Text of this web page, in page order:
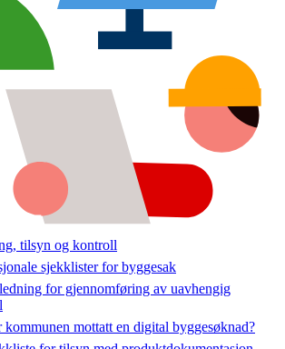
tilsyn og kontroll
sjekklister for byggesak
for gjennomføring av uavhengig
kommunen mottatt en digital byggesøknad?